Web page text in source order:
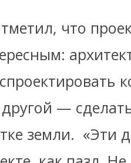
что
—
земли. «Эти